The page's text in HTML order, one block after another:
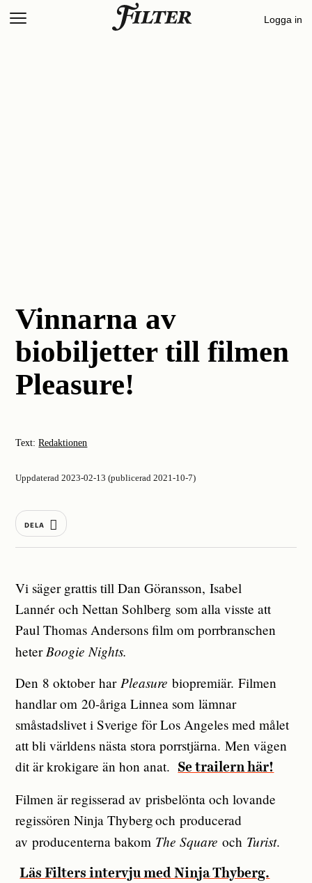
Skip
Logga in
Vinnarna av
biobiljetter till filmen
Pleasure!
Text:Redaktionen
Uppdaterad 2023-02-13 (publicerad 2021-10-7)
DELA
Vi säger grattis till Dan Göransson,Isabel
LannérochNettan Sohlberg som alla visste att
Paul Thomas Andersons film om porrbranschen
heterBoogie Nights.
Den 8 oktober harPleasurebiopremiär.Filmen
handlar om 20-åriga Linnea som lämnar
småstadslivet i Sverige för Los Angeles med målet
att bli världens nästa stora porrstjärna. Men vägen
dit är krokigare än hon anat.
Se trailern här!
Filmen är regisserad av prisbelönta och lovande
regissören Ninja Thyberg och producerad
av producenterna bakom The Square och Turist.
Läs Filters intervju med Ninja Thyberg.